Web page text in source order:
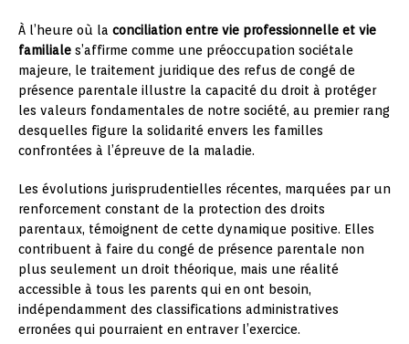
À l’heure où la conciliation entre vie professionnelle et vie
familiale s’affirme comme une préoccupation sociétale
majeure, le traitement juridique des refus de congé de
présence parentale illustre la capacité du droit à protéger
les valeurs fondamentales de notre société, au premier rang
desquelles figure la solidarité envers les familles
confrontées à l’épreuve de la maladie.
Les évolutions jurisprudentielles récentes, marquées par un
renforcement constant de la protection des droits
parentaux, témoignent de cette dynamique positive. Elles
contribuent à faire du congé de présence parentale non
plus seulement un droit théorique, mais une réalité
accessible à tous les parents qui en ont besoin,
indépendamment des classifications administratives
erronées qui pourraient en entraver l’exercice.